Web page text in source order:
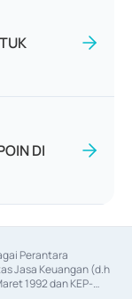
DI
Perantara
Jasa Keuangan (d.h
1992 dan KEP-